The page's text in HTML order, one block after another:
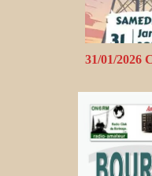
31/01/2026